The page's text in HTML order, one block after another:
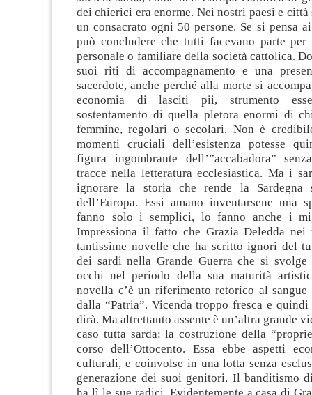
dei chierici era enorme. Nei nostri paesi e
un consacrato ogni 50 persone. Se si pensa
può concludere che tutti facevano parte per
personale o familiare della società cattolica.
suoi riti di accompagnamento e una
sacerdote, anche perché alla morte si
economia di lasciti pii, strumento
sostentamento di quella pletora enormi di
femmine, regolari o secolari. Non è
momenti cruciali dell’esistenza potesse
figura ingombrante dell’”accabadora”
tracce nella letteratura ecclesiastica. Ma i
ignorare la storia che rende la Sardegna
dell’Europa. Essi amano inventarsene una
fanno solo i semplici, lo fanno anche i
Impressiona il fatto che Grazia Deledda nei
tantissime novelle che ha scritto ignori del
dei sardi nella Grande Guerra che si
occhi nel periodo della sua maturità
novella c’è un riferimento retorico al
dalla “Patria”. Vicenda troppo fresca e quindi
dirà. Ma altrettanto assente è un’altra grande
caso tutta sarda: la costruzione della
corso dell’Ottocento. Essa ebbe aspetti
culturali, e coinvolse in una lotta senza
generazione dei suoi genitori. Il banditismo